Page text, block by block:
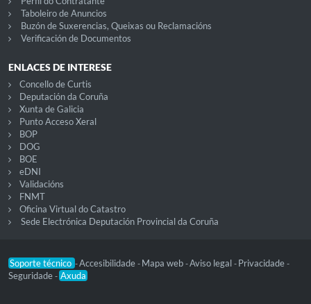
Taboleiro de Anuncios
Buzón de Suxerencias, Queixas ou Reclamacións
Verificación de Documentos
ENLACES DE INTERESE
Concello de Curtis
Deputación da Coruña
Xunta de Galicia
Punto Acceso Xeral
BOP
DOG
BOE
eDNI
Validacións
FNMT
Oficina Virtual do Catastro
Sede Electrónica Deputación Provincial da Coruña
Soporte técnico -Accesibilidade - Mapa web -Aviso legal - Privacidade -
Seguridade - Axuda